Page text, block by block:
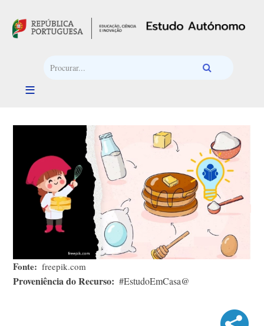
Fonte freepik.com
Proveniência do Recurso #EstudoEmCasa@